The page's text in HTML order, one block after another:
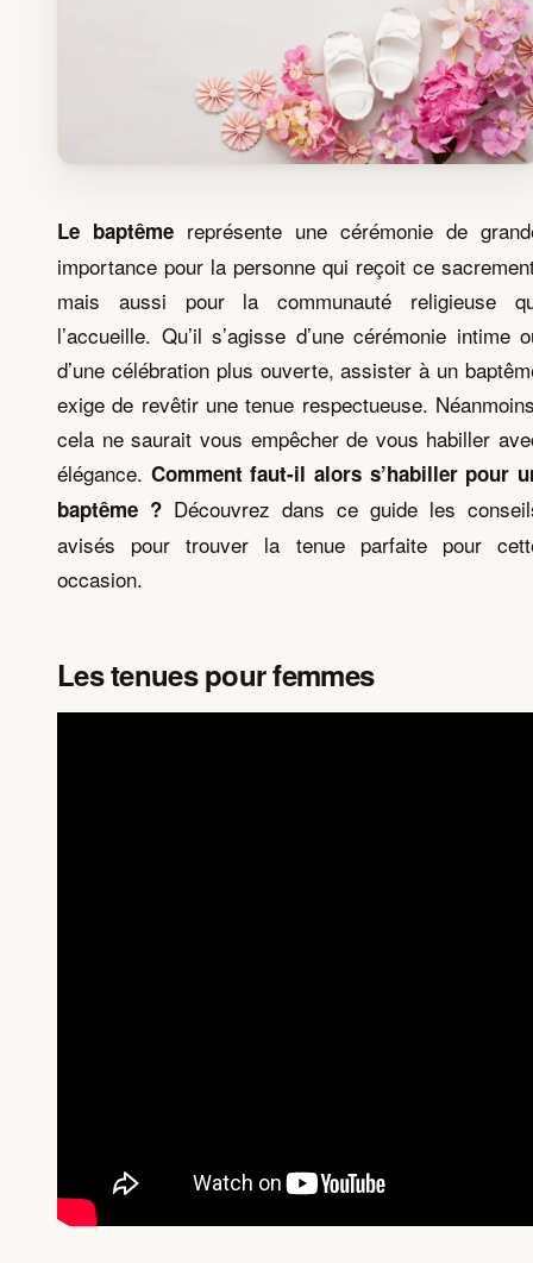
Le baptême représente une cérémonie de
importance pour la personne qui reçoit ce
mais aussi pour la communauté religieuse
l’accueille. Qu’il s’agisse d’une cérémonie intime
d’une célébration plus ouverte, assister à un
exige de revêtir une tenue respectueuse.
cela ne saurait vous empêcher de vous habiller
élégance. Comment faut-il alors s’habiller pour
baptême ? Découvrez dans ce guide les
avisés pour trouver la tenue parfaite pour
occasion.
Les tenues pour femmes